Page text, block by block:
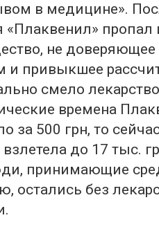
в медицине».
«Плаквенил» пропал
не
и привыкшее
смело
времена
за 500 грн, то
до 17 тыс.
принимающие
остались без